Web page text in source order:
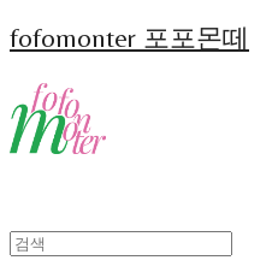
fofomonter 포포몬떼